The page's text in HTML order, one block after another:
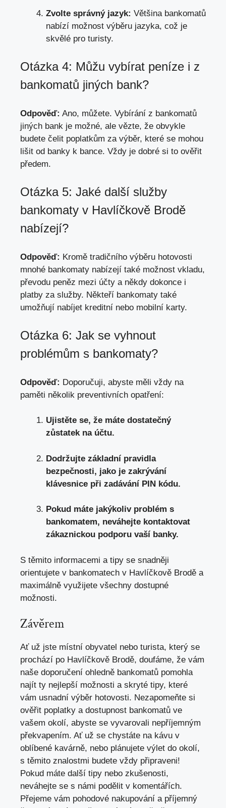
Zvolte správný jazyk: Většina bankomatů
nabízí možnost výběru jazyka, což je
skvělé pro turisty.
Otázka 4: Můžu vybírat peníze i z
bankomatů jiných bank?
Odpověď: Ano, můžete. Vybírání z bankomatů
jiných bank je možné, ale vězte, že obvykle
budete čelit poplatkům za výběr, které se mohou
lišit od banky k bance. Vždy je dobré si to ověřit
předem.
Otázka 5: Jaké další služby
bankomaty v Havlíčkově Brodě
nabízejí?
Odpověď: Kromě tradičního výběru hotovosti
mnohé bankomaty nabízejí také možnost vkladu,
převodu peněz mezi účty a někdy dokonce i
platby za služby. Někteří bankomaty také
umožňují nabíjet kreditní nebo mobilní karty.
Otázka 6: Jak se vyhnout
problémům s bankomaty?
Odpověď: Doporučuji, abyste měli vždy na
paměti několik preventivních opatření:
Ujistěte se, že máte dostatečný
zůstatek na účtu.
Dodržujte základní pravidla
bezpečnosti, jako je zakrývání
klávesnice při zadávání PIN kódu.
Pokud máte jakýkoliv problém s
bankomatem, neváhejte kontaktovat
zákaznickou podporu vaší banky.
S těmito informacemi a tipy se snadněji
orientujete v bankomatech v Havlíčkově Brodě a
maximálně využijete všechny dostupné
možnosti.
Závěrem
Ať už jste místní obyvatel nebo turista, který se
prochází po Havlíčkově Brodě, doufáme, že vám
naše doporučení ohledně bankomatů pomohla
najít ty nejlepší možnosti a skryté tipy, které
vám usnadní výběr hotovosti. Nezapomeňte si
ověřit poplatky a dostupnost bankomatů ve
vašem okolí, abyste se vyvarovali nepříjemným
překvapením. Ať už se chystáte na kávu v
oblíbené kavárně, nebo plánujete výlet do okolí,
s těmito znalostmi budete vždy připraveni!
Pokud máte další tipy nebo zkušenosti,
neváhejte se s námi podělit v komentářích.
Přejeme vám pohodové nakupování a příjemný